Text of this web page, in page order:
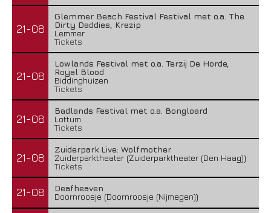
21-08
Glemmer Beach Festival Festival met o.a. The
Dirty Daddies, Krezip
Lemmer
Tickets
21-08
Lowlands Festival met o.a. Terzij De Horde,
Royal Blood
Biddinghuizen
Tickets
21-08
Badlands Festival met o.a. Bongloard
Lottum
Tickets
21-08
Zuiderpark Live: Wolfmother
Zuiderparktheater (Zuiderparktheater (Den Haag))
Tickets
21-08
Deafheaven
Doornroosje (Doornroosje (Nijmegen))